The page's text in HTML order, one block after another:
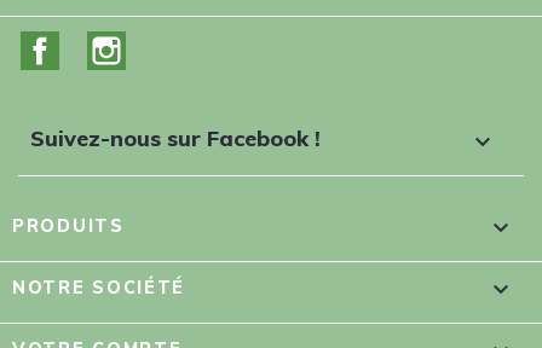
Facebook
Suivez-nous sur Facebook ! 
PRODUITS 
NOTRE SOCIÉTÉ 